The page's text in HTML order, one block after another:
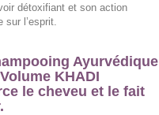
détoxifiant et son action
sur l’esprit.
Ayurvédique
KHADI
le cheveu et le fait